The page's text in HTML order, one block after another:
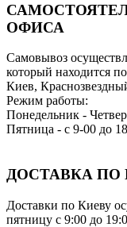
ОФИСА
Самовывоз
который находится
Киев,
Режим работы:
Понедельник -
Пятница - с 9-00 до
ДОСТАВКА ПО
Доставки по Киеву
пятницу с 9:00 до